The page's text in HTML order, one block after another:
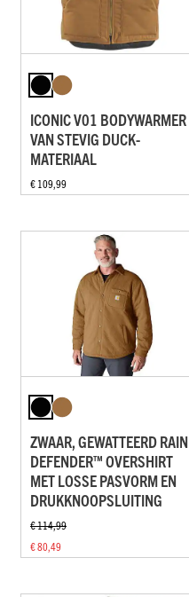
ICONIC V01 BODYWARMER
VAN STEVIG DUCK-
MATERIAAL
€ 109,99
ZWAAR, GEWATTEERD RAIN
DEFENDER™ OVERSHIRT
MET LOSSE PASVORM EN
DRUKKNOOPSLUITING
€ 114,99
€ 80,49